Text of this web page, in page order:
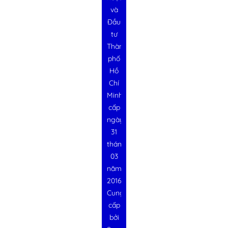
và
Đầu
tư
Thành
phố
Hồ
Chí
Minh
cấp
ngày
31
tháng
03
năm
2016
Cung
cấp
bởi